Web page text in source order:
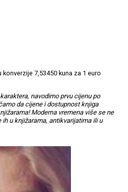
7,53450 kuna za 1 euro
navodimo prvu cijenu po
da cijene i dostupnost knjiga
Moderna vremena više se ne
u knjižarama, antikvarijatima ili u